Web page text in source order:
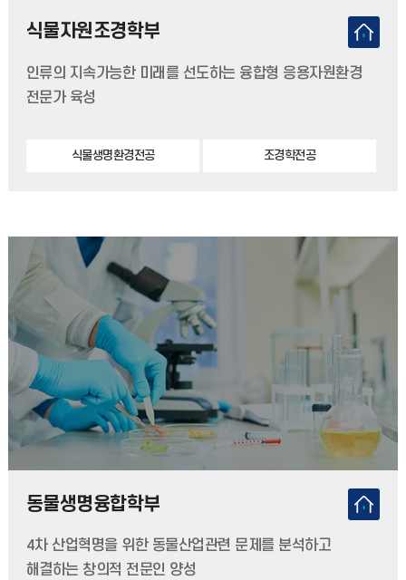
식물자원조경학부
인류의 지속가능한 미래를 선도하는 융합형 응용자원환경
전문가 육성
식물생명환경전공 조경학전공
동물생명융합학부
4차 산업혁명을 위한 동물산업관련 문제를 분석하고
해결하는 창의적 전문인 양성